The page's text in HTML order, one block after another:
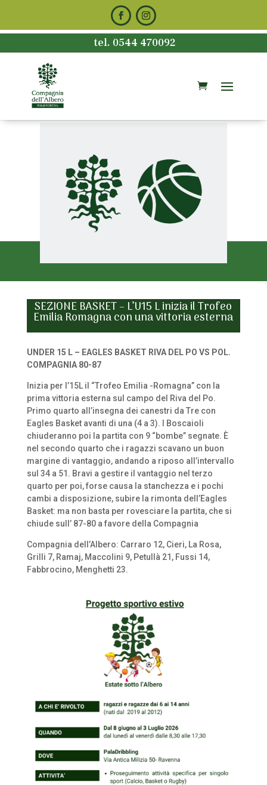
tel. 0544 470092
SEZIONE BASKET – L’U15 L inizia il Trofeo
Emilia Romagna con una vittoria esterna
UNDER 15 L – EAGLES BASKET RIVA DEL PO VS POL.
COMPAGNIA 80-87
Inizia per l’15L il “Trofeo Emilia -Romagna” con la
prima vittoria esterna sul campo del Riva del Po.
Primo quarto all’insegna dei canestri da Tre con
Eagles Basket avanti di una (4 a 3). I Boscaioli
chiuderanno poi la partita con 9 “bombe” segnate. È
nel secondo quarto che i ragazzi scavano un buon
margine di vantaggio, andando a riposo all’intervallo
sul 34 a 51. Bravi a gestire il vantaggio nel terzo
quarto per poi, forse causa la stanchezza e i pochi
cambi a disposizione, subire la rimonta dell’Eagles
Basket: ma non basta per rovesciare la partita, che si
chiude sull’ 87-80 a favore della Compagnia
Compagnia dell’Albero: Carraro 12, Cieri, La Rosa,
Grilli 7, Ramaj, Maccolini 9, Petullà 21, Fussi 14,
Fabbrocino, Menghetti 23.